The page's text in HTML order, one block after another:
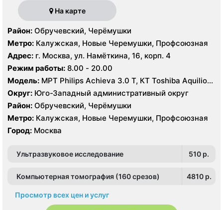
На карте
Район: Обручевский, Черёмушки
Метро: Калужская, Новые Черемушки, Профсоюзная
Адрес: г. Москва, ул. Намёткина, 16, корп. 4
Режим работы: 8.00 - 20.00
Модель: МРТ Philips Achieva 3.0 T, КТ Toshiba Aquilion
Prime 160 срезов УЗИ GE Logiq-9, Philips iU22, Philips
HDI 5000
Округ: Юго-Западный административный округ
Район: Обручевский, Черёмушки
Метро: Калужская, Новые Черемушки, Профсоюзная
Город: Москва
Ультразвуковое исследование 510 p.
Компьютерная томография (160 срезов) 4810 p.
Просмотр всех цен и услуг